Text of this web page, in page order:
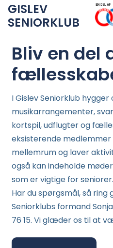
GISLEV
SENIORKLUB
Bliv en del
I Gislev Seniorklub
musikarrangementer,
kortspil, udflugter og
eksisterende
mellemrum og laver
også kan indeholde
som er vigtige for seniorer.
Har du spørgsmål, så ring
Seniorklubs formand
76 15. Vi glæder os til at